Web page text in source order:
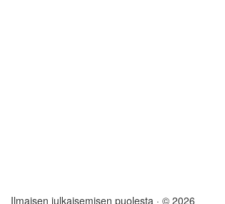
Ilmaisen julkaisemisen puolesta · © 2026